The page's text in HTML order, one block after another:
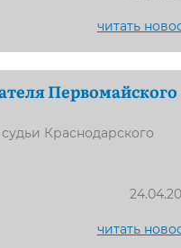
читать
Первомайского
Краснодарского
читать